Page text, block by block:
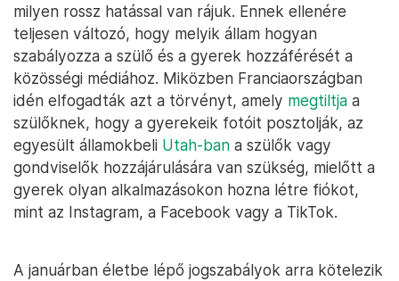
milyen rossz hatással van rájuk. Ennek ellenére
teljesen változó, hogy melyik állam hogyan
szabályozza a szülő és a gyerek hozzáférését a
közösségi médiához. Miközben Franciaországban
idén elfogadták azt a törvényt, amely megtiltja a
szülőknek, hogy a gyerekeik fotóit posztolják, az
egyesült államokbeli Utah-ban a szülők vagy
gondviselők hozzájárulására van szükség, mielőtt a
gyerek olyan alkalmazásokon hozna létre fiókot,
mint az Instagram, a Facebook vagy a TikTok.
A januárban életbe lépő jogszabályok arra kötelezik